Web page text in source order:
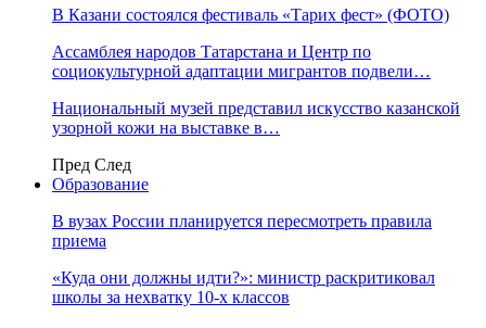
В Казани состоялся фестиваль «Тарих фест» (ФОТО)
Ассамблея народов Татарстана и Центр по
социокультурной адаптации мигрантов подвели…
Национальный музей представил искусство казанской
узорной кожи на выставке в…
Пред След
Образование
В вузах России планируется пересмотреть правила
приема
«Куда они должны идти?»: министр раскритиковал
школы за нехватку 10-х классов